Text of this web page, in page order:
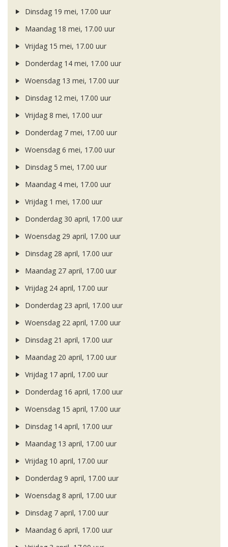
Dinsdag 19 mei, 17.00 uur
Maandag 18 mei, 17.00 uur
Vrijdag 15 mei, 17.00 uur
Donderdag 14 mei, 17.00 uur
Woensdag 13 mei, 17.00 uur
Dinsdag 12 mei, 17.00 uur
Vrijdag 8 mei, 17.00 uur
Donderdag 7 mei, 17.00 uur
Woensdag 6 mei, 17.00 uur
Dinsdag 5 mei, 17.00 uur
Maandag 4 mei, 17.00 uur
Vrijdag 1 mei, 17.00 uur
Donderdag 30 april, 17.00 uur
Woensdag 29 april, 17.00 uur
Dinsdag 28 april, 17.00 uur
Maandag 27 april, 17.00 uur
Vrijdag 24 april, 17.00 uur
Donderdag 23 april, 17.00 uur
Woensdag 22 april, 17.00 uur
Dinsdag 21 april, 17.00 uur
Maandag 20 april, 17.00 uur
Vrijdag 17 april, 17.00 uur
Donderdag 16 april, 17.00 uur
Woensdag 15 april, 17.00 uur
Dinsdag 14 april, 17.00 uur
Maandag 13 april, 17.00 uur
Vrijdag 10 april, 17.00 uur
Donderdag 9 april, 17.00 uur
Woensdag 8 april, 17.00 uur
Dinsdag 7 april, 17.00 uur
Maandag 6 april, 17.00 uur